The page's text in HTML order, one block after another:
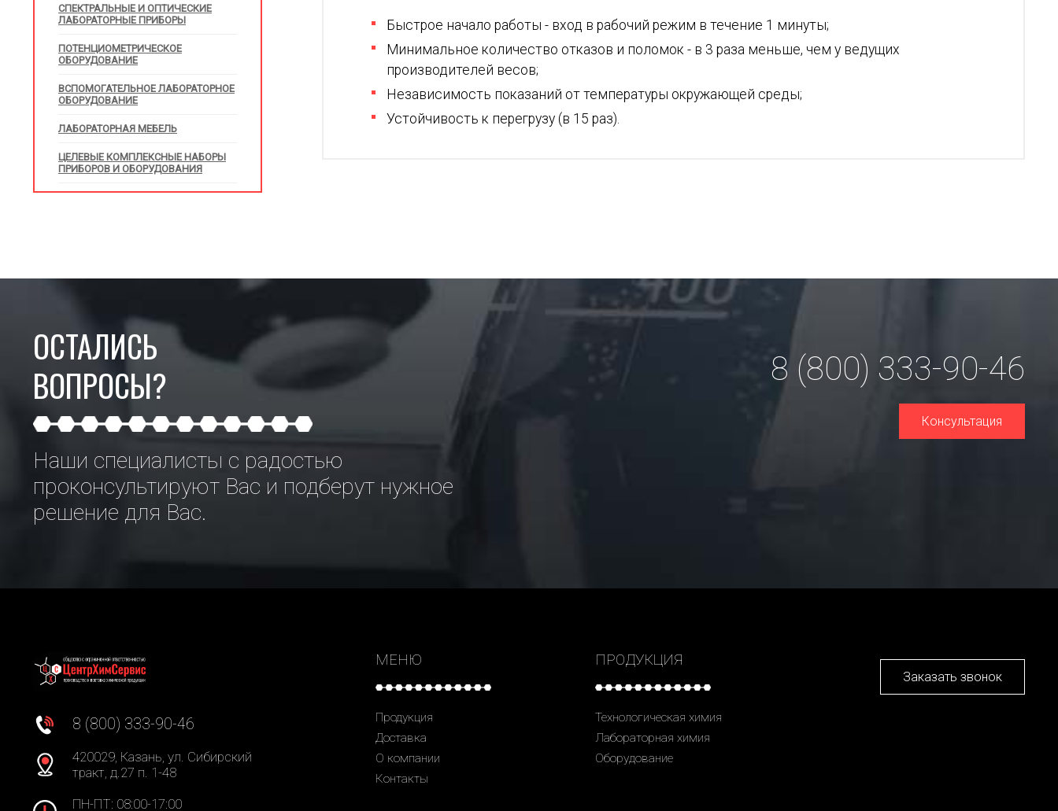
СПЕКТРАЛЬНЫЕ И ОПТИЧЕСКИЕ
ЛАБОРАТОРНЫЕ ПРИБОРЫ
ПОТЕНЦИОМЕТРИЧЕСКОЕ
ОБОРУДОВАНИЕ
ВСПОМОГАТЕЛЬНОЕ ЛАБОРАТОРНОЕ
ОБОРУДОВАНИЕ
ЛАБОРАТОРНАЯ МЕБЕЛЬ
ЦЕЛЕВЫЕ КОМПЛЕКСНЫЕ НАБОРЫ
ПРИБОРОВ И ОБОРУДОВАНИЯ
Быстрое начало работы - вход в рабочий режим в течение 1 минуты;
Минимальное количество отказов и поломок - в 3 раза меньше, чем у ведущих
производителей весов;
Независимость показаний от температуры окружающей среды;
Устойчивость к перегрузу (в 15 раз).
ОСТАЛИСЬ
ВОПРОСЫ?
Наши специалисты с радостью
проконсультируют Вас и подберут нужное
решение для Вас.
8 (800) 333-90-46
Консультация
8 (800) 333-90-46
420029, Казань, ул. Сибирский
тракт, д.27 п. 1-48
ПН-ПТ: 08:00-17:00
МЕНЮ
Продукция
Доставка
О компании
Контакты
ПРОДУКЦИЯ
Технологическая химия
Лабораторная химия
Оборудование
Заказать звонок